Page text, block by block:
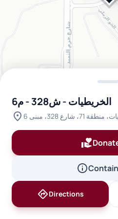
الخريطيات - ش328 - م6
location_on 71، شارع 328، مبنى 6
volunteer_activism
info
directionsDirections